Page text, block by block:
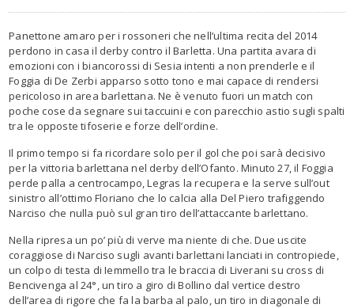
Panettone amaro per i rossoneri che nell’ultima recita del 2014
perdono in casa il derby contro il Barletta. Una partita avara di
emozioni con i biancorossi di Sesia intenti a non prenderle e il
Foggia di De Zerbi apparso sotto tono e mai capace di rendersi
pericoloso in area barlettana. Ne è venuto fuori un match con
poche cose da segnare sui taccuini e con parecchio astio sugli spalti
tra le opposte tifoserie e forze dell’ordine.
Il primo tempo si fa ricordare solo per il gol che poi sarà decisivo
per la vittoria barlettana nel derby dell’Ofanto. Minuto 27, il Foggia
perde palla a centrocampo, Legras la recupera e la serve sull’out
sinistro all’ottimo Floriano che lo calcia alla Del Piero trafiggendo
Narciso che nulla può sul gran tiro dell’attaccante barlettano.
Nella ripresa un po’ più di verve ma niente di che. Due uscite
coraggiose di Narciso sugli avanti barlettani lanciati in contropiede,
un colpo di testa di Iemmello tra le braccia di Liverani su cross di
Bencivenga al 24°, un tiro a giro di Bollino dal vertice destro
dell’area di rigore che fa la barba al palo, un tiro in diagonale di